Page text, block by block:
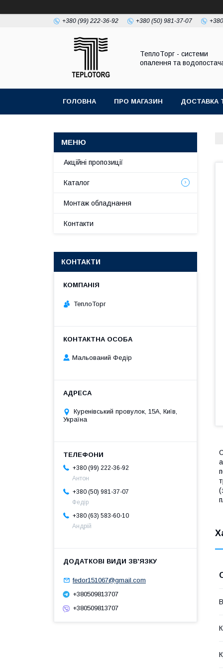
+380 (99) 222-36-92 +380 (50) 981-37-07
ТеплоТорг - системи
опалення та
ГОЛОВНА ПРО МАГАЗИН ДОСТАВКА
Акційні пропозиції
Каталог
Монтаж обладнання
Контакти
КОНТАКТИ
ТеплоТорг
Мальований Федір
Куренівський провулок, 15А, Київ,
Україна
+380 (99) 222-36-92
Антон
+380 (50) 981-37-07
Федір
+380 (63) 583-60-10
Андрій
fedor151067@gmail.com
+380509813707
+380509813707